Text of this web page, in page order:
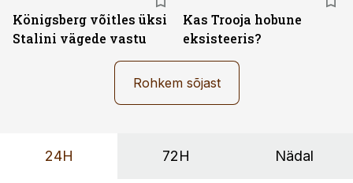
Königsberg võitles üksi
Stalini vägede vastu
Kas Trooja hobune
eksisteeris?
Rohkem sõjast
24H 72H Nädal